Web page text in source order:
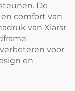
De
comfort van
van Xiarsr
voor
en